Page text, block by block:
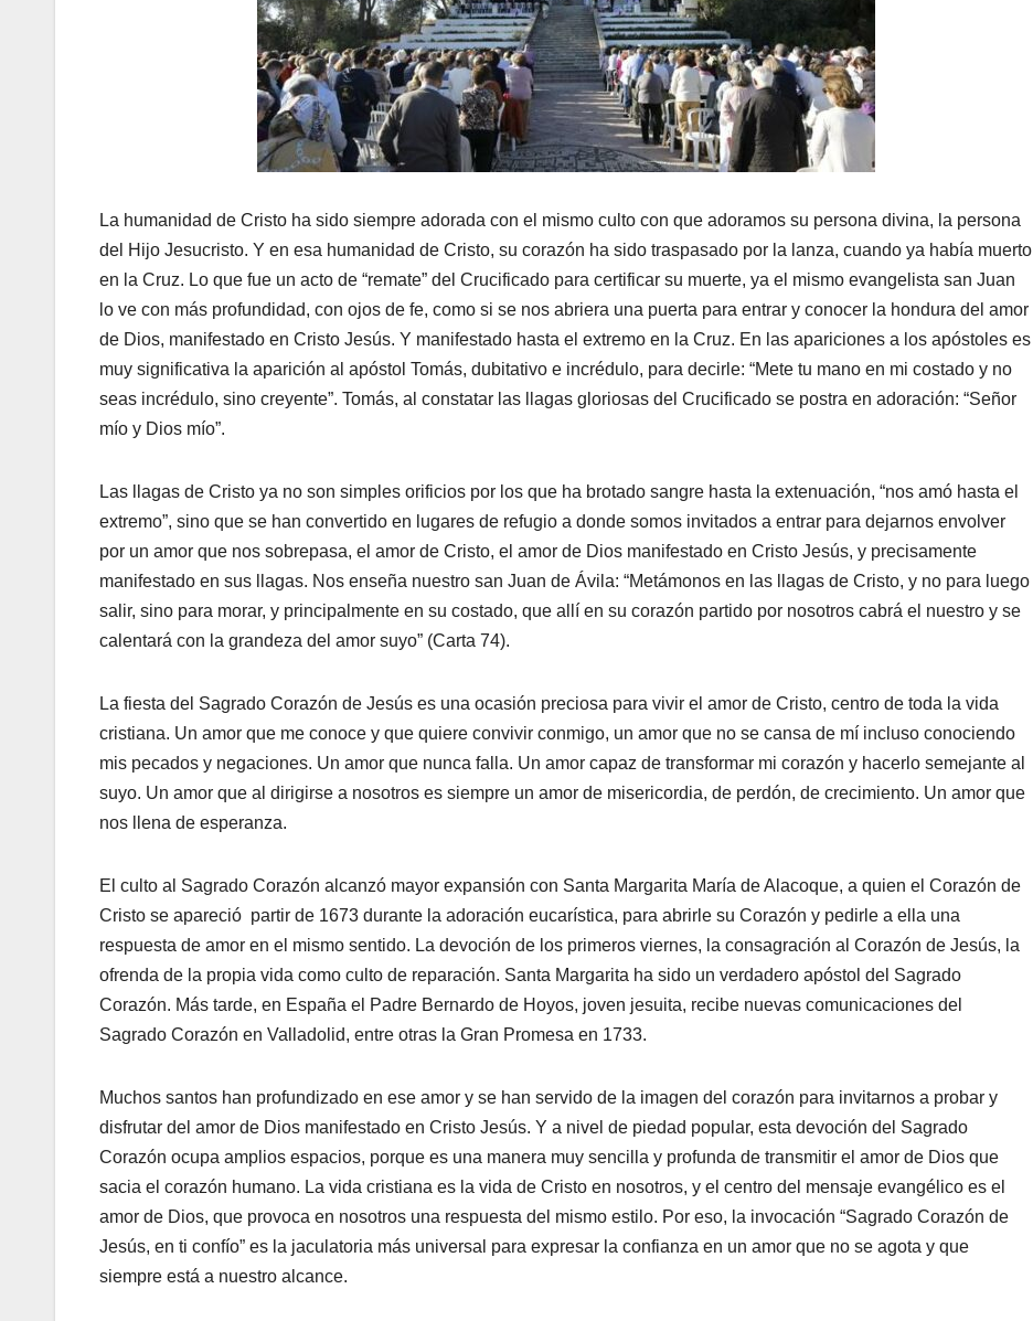
La humanidad de Cristo ha sido siempre adorada con el mismo culto con que adoramos su persona divina, la persona
del Hijo Jesucristo. Y en esa humanidad de Cristo, su corazón ha sido traspasado por la lanza, cuando ya había muerto
en la Cruz. Lo que fue un acto de “remate” del Crucificado para certificar su muerte, ya el mismo evangelista san Juan
lo ve con más profundidad, con ojos de fe, como si se nos abriera una puerta para entrar y conocer la hondura del amor
de Dios, manifestado en Cristo Jesús. Y manifestado hasta el extremo en la Cruz. En las apariciones a los apóstoles es
muy significativa la aparición al apóstol Tomás, dubitativo e incrédulo, para decirle: “Mete tu mano en mi costado y no
seas incrédulo, sino creyente”. Tomás, al constatar las llagas gloriosas del Crucificado se postra en adoración: “Señor
mío y Dios mío”.
Las llagas de Cristo ya no son simples orificios por los que ha brotado sangre hasta la extenuación, “nos amó hasta el
extremo”, sino que se han convertido en lugares de refugio a donde somos invitados a entrar para dejarnos envolver
por un amor que nos sobrepasa, el amor de Cristo, el amor de Dios manifestado en Cristo Jesús, y precisamente
manifestado en sus llagas. Nos enseña nuestro san Juan de Ávila: “Metámonos en las llagas de Cristo, y no para luego
salir, sino para morar, y principalmente en su costado, que allí en su corazón partido por nosotros cabrá el nuestro y se
calentará con la grandeza del amor suyo” (Carta 74).
La fiesta del Sagrado Corazón de Jesús es una ocasión preciosa para vivir el amor de Cristo, centro de toda la vida
cristiana. Un amor que me conoce y que quiere convivir conmigo, un amor que no se cansa de mí incluso conociendo
mis pecados y negaciones. Un amor que nunca falla. Un amor capaz de transformar mi corazón y hacerlo semejante al
suyo. Un amor que al dirigirse a nosotros es siempre un amor de misericordia, de perdón, de crecimiento. Un amor que
nos llena de esperanza.
El culto al Sagrado Corazón alcanzó mayor expansión con Santa Margarita María de Alacoque, a quien el Corazón de
Cristo se apareció partir de 1673 durante la adoración eucarística, para abrirle su Corazón y pedirle a ella una
respuesta de amor en el mismo sentido. La devoción de los primeros viernes, la consagración al Corazón de Jesús, la
ofrenda de la propia vida como culto de reparación. Santa Margarita ha sido un verdadero apóstol del Sagrado
Corazón. Más tarde, en España el Padre Bernardo de Hoyos, joven jesuita, recibe nuevas comunicaciones del
Sagrado Corazón en Valladolid, entre otras la Gran Promesa en 1733.
Muchos santos han profundizado en ese amor y se han servido de la imagen del corazón para invitarnos a probar y
disfrutar del amor de Dios manifestado en Cristo Jesús. Y a nivel de piedad popular, esta devoción del Sagrado
Corazón ocupa amplios espacios, porque es una manera muy sencilla y profunda de transmitir el amor de Dios que
sacia el corazón humano. La vida cristiana es la vida de Cristo en nosotros, y el centro del mensaje evangélico es el
amor de Dios, que provoca en nosotros una respuesta del mismo estilo. Por eso, la invocación “Sagrado Corazón de
Jesús, en ti confío” es la jaculatoria más universal para expresar la confianza en un amor que no se agota y que
siempre está a nuestro alcance.